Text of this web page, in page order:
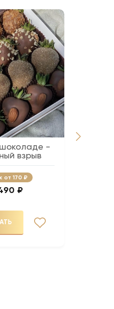
-
взрыв
170 ₽
₽